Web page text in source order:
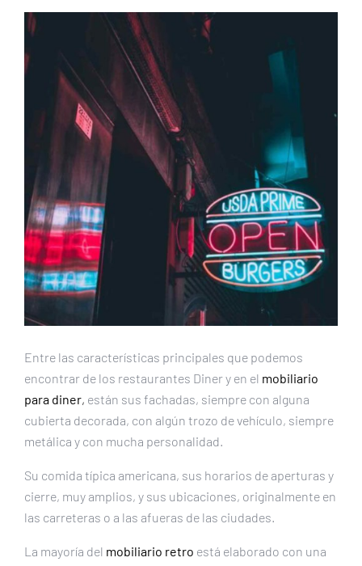
Entre las características principales que podemos
encontrar de los restaurantes Diner y en el mobiliario
para diner, están sus fachadas, siempre con alguna
cubierta decorada, con algún trozo de vehículo, siempre
metálica y con mucha personalidad.
Su comida típica americana, sus horarios de aperturas y
cierre, muy amplios, y sus ubicaciones, originalmente en
las carreteras o a las afueras de las ciudades.
La mayoría del mobiliario retro está elaborado con una